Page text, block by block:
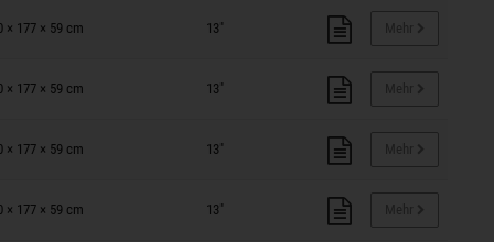
× 177 × 59 cm 13"
× 177 × 59 cm 13"
× 177 × 59 cm 13"
× 177 × 59 cm 13"